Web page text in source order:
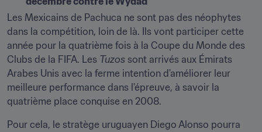
Les Mexicains de Pachuca ne sont pas des néophytes
dans la compétition, loin de là. Ils vont participer cette
année pour la quatrième fois à la Coupe du Monde des
Clubs de la FIFA. Les Tuzos sont arrivés aux Émirats
Arabes Unis avec la ferme intention d'améliorer leur
meilleure performance dans l'épreuve, à savoir la
quatrième place conquise en 2008.
Pour cela, le stratège uruguayen Diego Alonso pourra